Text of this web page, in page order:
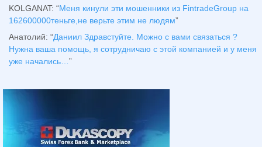
KOLGANAT: “Меня кинули эти мошенники из FintradeGroup на
162600000теньге,не верьте этим не людям”
Анатолий: “Даниил Здравстуйте. Можно с вами связаться ?
Нужна ваша помощь, я сотрудничаю с этой компанией и у меня
уже начались…”